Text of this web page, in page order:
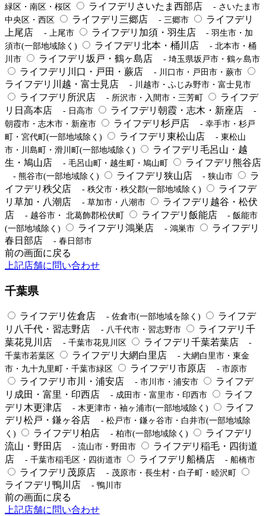
緑区・南区・桜区
ライフデリさいたま西部店
- さいたま市
中央区・西区
ライフデリ三郷店 - 三郷市
ライフデリ
上尾店
- 上尾市 ライフデリ加須・羽生店
- 羽生市・加
須市(一部地域除く)
ライフデリ北本・桶川店
- 北本市・桶
川市
ライフデリ坂戸・鶴ヶ島店 - 埼玉県坂戸市・鶴ヶ島市
ライフデリ川口・戸田・蕨店 - 川口市・戸田市・蕨市
ライフデリ川越・富士見店 - 川越市・ふじみ野市・富士見市
ライフデリ所沢店 - 所沢市・入間市・三芳町
ライフデ
リ日高本店
- 日高市 ライフデリ朝霞・志木・新座店
-
朝霞市・志木市・新座市
ライフデリ杉戸店
- 幸手市・杉戸
町・宮代町(一部地域除く)
ライフデリ東松山店
- 東松山
市・川島町・滑川町(一部地域除く)
ライフデリ毛呂山・越
生・鳩山店
- 毛呂山町・越生町・鳩山町 ライフデリ熊谷店
- 熊谷市(一部地域除く) ライフデリ狭山店 - 狭山市
ラ
イフデリ秩父店
- 秩父市・秩父郡(一部地域除く)
ライフデ
リ草加・八潮店
- 草加市・八潮市
ライフデリ越谷・松伏
店
- 越谷市・ 北葛飾郡松伏町 ライフデリ飯能店
- 飯能市
(一部地域除く)
ライフデリ鴻巣店 - 鴻巣市
ライフデリ
春日部店
- 春日部市
前の画面に戻る
上記店舗に問い合わせ
千葉県
ライフデリ佐倉店 - 佐倉市(一部地域を除く)
ライフデ
リ八千代・習志野店
- 八千代市・習志野市
ライフデリ千
葉花見川店
- 千葉市花見川区 ライフデリ千葉若葉店
-
千葉市若葉区
ライフデリ大網白里店
- 大網白里市・東金
市・九十九里町・千葉市緑区
ライフデリ市原店 - 市原市
ライフデリ市川・浦安店 - 市川市・浦安市
ライフデ
リ成田・富里・印西店
- 成田市・富里市・印西市
ライフ
デリ木更津店
- 木更津市・袖ヶ浦市(一部地域除く)
ライフ
デリ松戸・鎌ヶ谷店
- 松戸市・鎌ヶ谷市・白井市(一部地域除
く)
ライフデリ柏店 - 柏市(一部地域除く)
ライフデリ
流山・野田店
- 流山市・野田市
ライフデリ稲毛・四街道
店
- 千葉市稲毛区・四街道市 ライフデリ船橋店 - 船橋市
ライフデリ茂原店 - 茂原市・長生村・白子町・睦沢町
ライフデリ鴨川店 - 鴨川市
前の画面に戻る
上記店舗に問い合わせ